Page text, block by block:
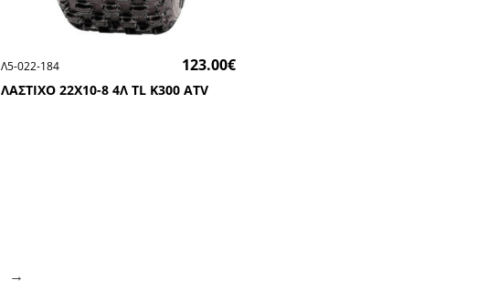
ΛΑΣΤΙΧΟ 22Χ10-8 4Λ TL K300 ATV
Λ5-022-184 123.00€
→